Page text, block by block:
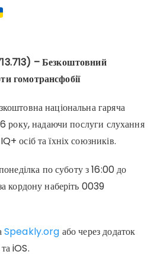
– Безкоштовний
гомотрансфобії
національна гаряча
року, надаючи послуги слухання
осіб та їхніх союзників.
по суботу з 16:00 до
кордону наберіть 0039
Speakly.org або через додаток
iOS.